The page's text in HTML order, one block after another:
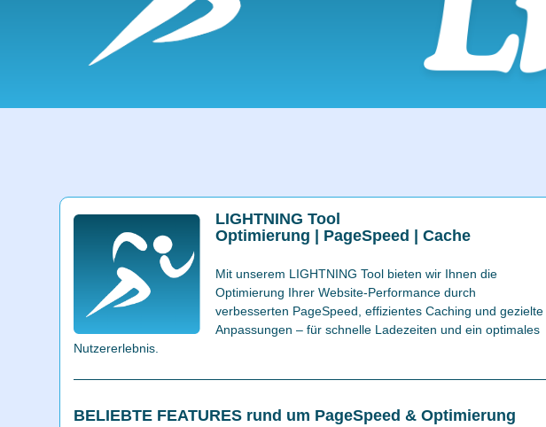
LIGHTNING Tool
Optimierung | PageSpeed | Cache
Mit unserem LIGHTNING Tool bieten wir Ihnen die
Optimierung Ihrer Website-Performance durch
verbesserten PageSpeed, effizientes Caching und gezielte
Anpassungen – für schnelle Ladezeiten und ein optimales
Nutzererlebnis.
BELIEBTE FEATURES rund um PageSpeed & Optimierung